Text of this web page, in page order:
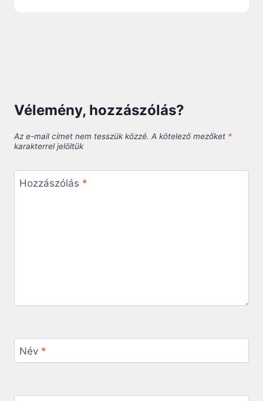
Vélemény, hozzászólás?
Az e-mail címet nem tesszük közzé. A kötelező mezőket *
karakterrel jelöltük
Hozzászólás *
Név *